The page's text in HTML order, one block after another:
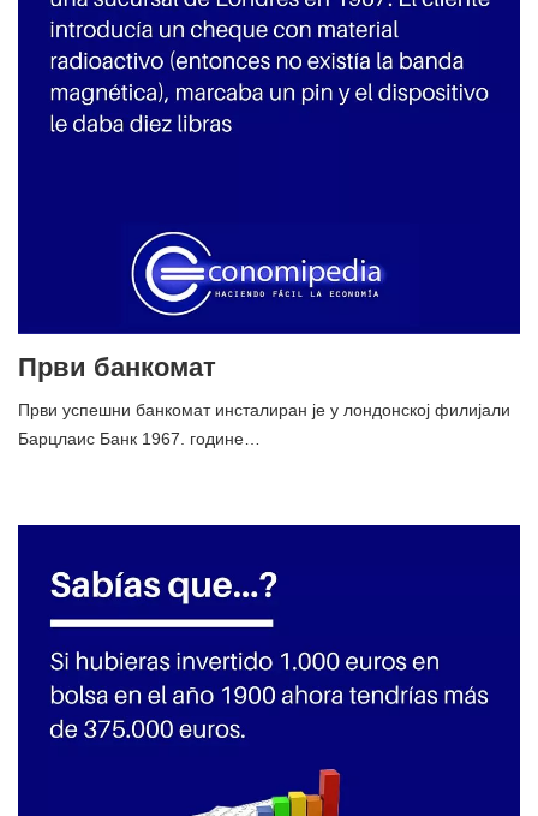
Први банкомат
Први успешни банкомат инсталиран је у лондонској филијали
Барцлаис Банк 1967. године…